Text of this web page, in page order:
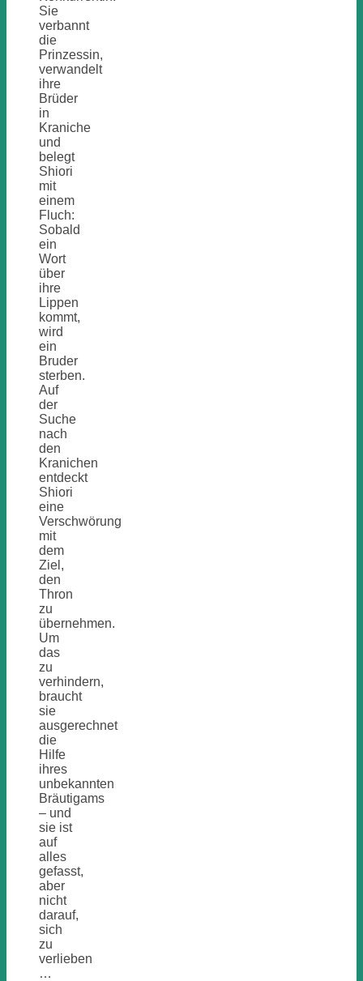
Sie
verbannt
die
Prinzessin,
verwandelt
ihre
Brüder
in
Kraniche
und
belegt
Shiori
mit
einem
Fluch:
Sobald
ein
Wort
über
ihre
Lippen
kommt,
wird
ein
Bruder
sterben.
Auf
der
Suche
nach
den
Kranichen
entdeckt
Shiori
eine
Verschwörung
mit
dem
Ziel,
den
Thron
zu
übernehmen.
Um
das
zu
verhindern,
braucht
sie
ausgerechnet
die
Hilfe
ihres
unbekannten
Bräutigams
– und
sie ist
auf
alles
gefasst,
aber
nicht
darauf,
sich
zu
verlieben
…